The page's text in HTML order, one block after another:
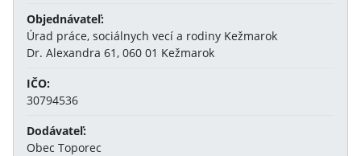
Objednávateľ:
Úrad práce, sociálnych vecí a rodiny Kežmarok
Dr. Alexandra 61, 060 01 Kežmarok
IČO:
30794536
Dodávateľ:
Obec Toporec